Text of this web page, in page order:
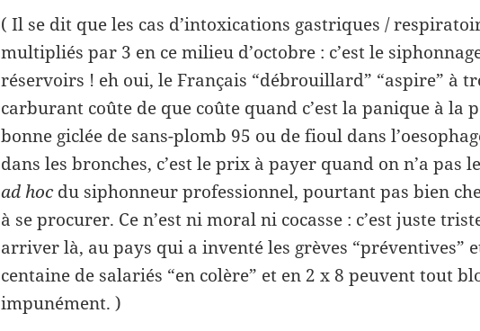
( Il se dit que les cas d’intoxications gastriques /
multipliés par 3 en ce milieu d’octobre : c’est le
réservoirs ! eh oui, le Français “débrouillard” “aspire” à
carburant coûte de que coûte quand c’est la panique à la
bonne giclée de sans-plomb 95 ou de fioul dans
dans les bronches, c’est le prix à payer quand on n’a pas
ad hocdu siphonneur professionnel, pourtant pas bien
à se procurer. Ce n’est ni moral ni cocasse : c’est juste
arriver là, au pays qui a inventé les grèves “préventives”
centaine de salariés “en colère” et en 2 x 8 peuvent tout
impunément. )